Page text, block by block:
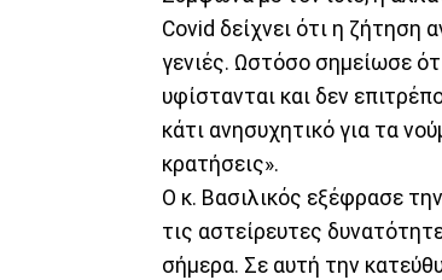
Covid δείχνει ότι η ζήτηση
γενιές. Ωστόσο σημείωσε
υφίστανται και δεν
κάτι ανησυχητικό για τα
κρατήσεις».
Ο κ. Βασιλικός εξέφρασε
τις αστείρευτες
σήμερα. Σε αυτή την